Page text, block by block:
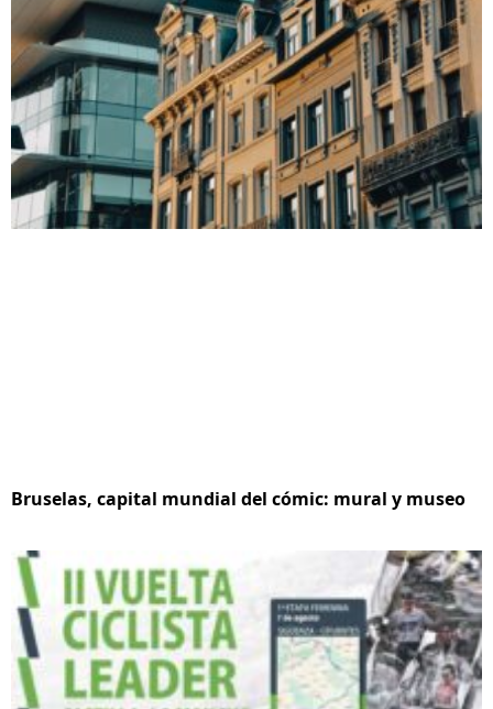
Bruselas, capital mundial del cómic: mural y museo